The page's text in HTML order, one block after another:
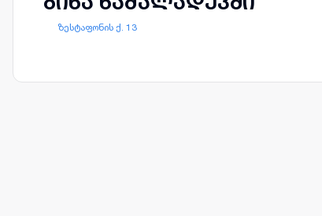
ზესტაფონის ქ. 13